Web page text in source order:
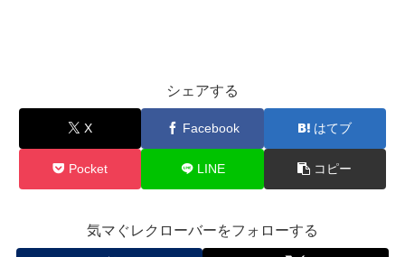
シェアする
X Facebook はてブ
Pocket LINE コピー
気マぐレクローバーをフォローする